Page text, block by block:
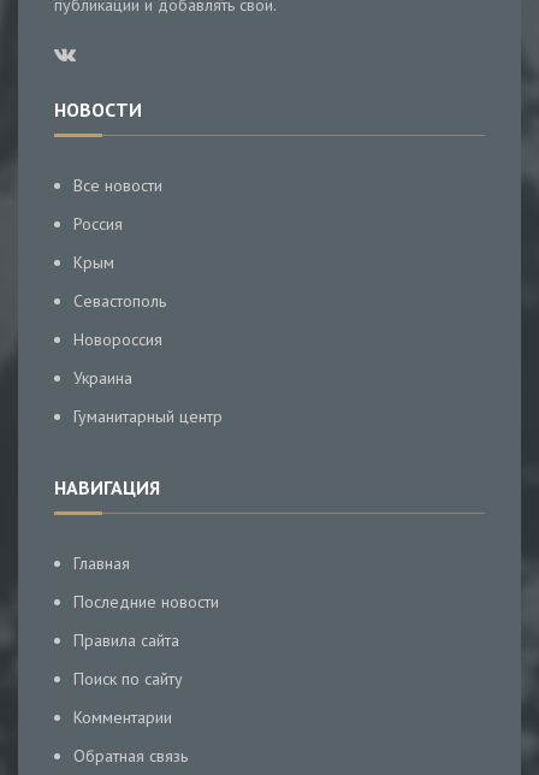
публикации и добавлять свои.
НОВОСТИ
Все новости
Россия
Крым
Севастополь
Новороссия
Украина
Гуманитарный центр
НАВИГАЦИЯ
Главная
Последние новости
Правила сайта
Поиск по сайту
Комментарии
Обратная связь